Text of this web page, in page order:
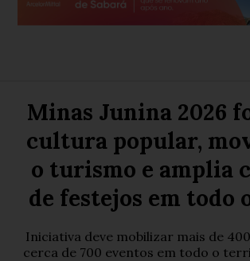
Minas Junina 2026
cultura popular,
o turismo e amplia
de festejos em todo
Iniciativa deve mobilizar mais de
cerca de 700 eventos em todo o